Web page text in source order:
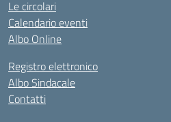
Le circolari
Calendario eventi
Albo Online
Registro elettronico
Albo Sindacale
Contatti